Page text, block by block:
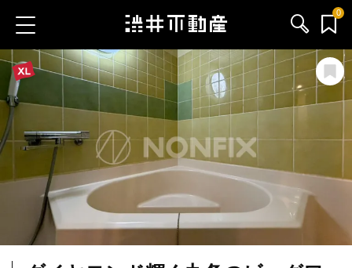
0
お気に入り物件 お問い合わせ
ブログ
サービス内容
渋井不動産のメンバー